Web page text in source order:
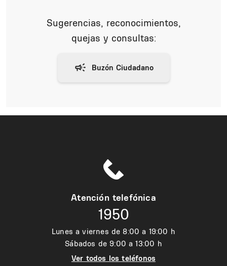
Sugerencias, reconocimientos,
quejas y consultas:
Atención telefónica
1950
Lunes a viernes de 8:00 a 19:00 h
Sábados de 9:00 a 13:00 h
Ver todos los teléfonos